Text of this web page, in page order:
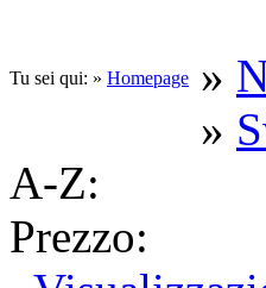
Tu sei qui: » Homepage »
»
A-Z:
Prezzo: